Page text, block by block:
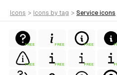
icons > icons by tag > service icons
FREE FREE FREE
FREE FREE FREE